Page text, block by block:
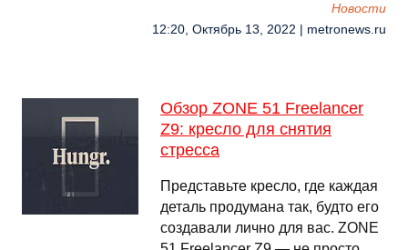
Новости
12:20, Октябрь 13, 2022 | metronews.ru
Обзор ZONE 51 Freelancer
Z9: кресло для снятия
стресса
Представьте кресло, где каждая
деталь продумана так, будто его
создавали лично для вас. ZONE